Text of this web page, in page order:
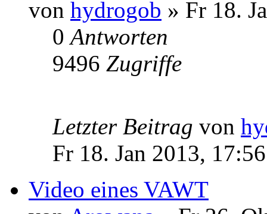
von hydrogob » Fr 18.
0Antworten
9496 Zugriffe
Letzter Beitrag von
Fr 18. Jan 2013, 17:56
Video eines VAWT